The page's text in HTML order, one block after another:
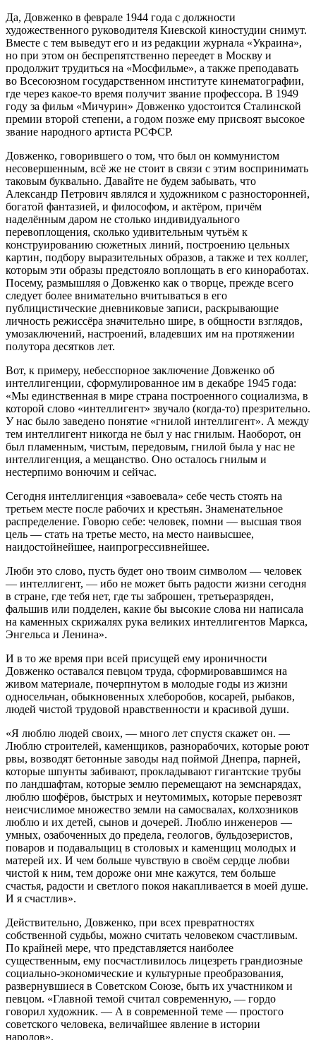
Да, Довженко в феврале 1944 года с должности
художественного руководителя Киевской киностудии снимут.
Вместе с тем выведут его и из редакции журнала «Украина»,
но при этом он беспрепятственно переедет в Москву и
продолжит трудиться на «Мосфильме», а также преподавать
во Всесоюзном государственном институте кинематографии,
где через какое-то время получит звание профессора. В 1949
году за фильм «Мичурин» Довженко удостоится Сталинской
премии второй степени, а годом позже ему присвоят высокое
звание народного артиста РСФСР.
Довженко, говорившего о том, что был он коммунистом
несовершенным, всё же не стоит в связи с этим воспринимать
таковым буквально. Давайте не будем забывать, что
Александр Петрович являлся и художником с разносторонней,
богатой фантазией, и философом, и актёром, причём
наделённым даром не столько индивидуального
перевоплощения, сколько удивительным чутьём к
конструированию сюжетных линий, построению цельных
картин, подбору выразительных образов, а также и тех коллег,
которым эти образы предстояло воплощать в его киноработах.
Посему, размышляя о Довженко как о творце, прежде всего
следует более внимательно вчитываться в его
публицистические дневниковые записи, раскрывающие
личность режиссёра значительно шире, в общности взглядов,
умозаключений, настроений, владевших им на протяжении
полутора десятков лет.
Вот, к примеру, небесспорное заключение Довженко об
интеллигенции, сформулированное им в декабре 1945 года:
«Мы единственная в мире страна построенного социализма, в
которой слово «интеллигент» звучало (когда-то) презрительно.
У нас было заведено понятие «гнилой интеллигент». А между
тем интеллигент никогда не был у нас гнилым. Наоборот, он
был пламенным, чистым, передовым, гнилой была у нас не
интеллигенция, а мещанство. Оно осталось гнилым и
нестерпимо вонючим и сейчас.
Сегодня интеллигенция «завоевала» себе честь стоять на
третьем месте после рабочих и крестьян. Знаменательное
распределение. Говорю себе: человек, помни — высшая твоя
цель — стать на третье место, на место наивысшее,
наидостойнейшее, наипрогрессивнейшее.
Люби это слово, пусть будет оно твоим символом — человек
— интеллигент, — ибо не может быть радости жизни сегодня
в стране, где тебя нет, где ты заброшен, третьеразряден,
фальшив или подделен, какие бы высокие слова ни написала
на каменных скрижалях рука великих интеллигентов Маркса,
Энгельса и Ленина».
И в то же время при всей присущей ему ироничности
Довженко оставался певцом труда, сформировавшимся на
живом материале, почерпнутом в молодые годы из жизни
односельчан, обыкновенных хлеборобов, косарей, рыбаков,
людей чистой трудовой нравственности и красивой души.
«Я люблю людей своих, — много лет спустя скажет он. —
Люблю строителей, каменщиков, разнорабочих, которые роют
рвы, возводят бетонные заводы над поймой Днепра, парней,
которые шпунты забивают, прокладывают гигантские трубы
по ландшафтам, которые землю перемещают на земснарядах,
люблю шофёров, быстрых и неутомимых, которые перевозят
неисчислимое множество земли на самосвалах, колхозников
люблю и их детей, сынов и дочерей. Люблю инженеров —
умных, озабоченных до предела, геологов, бульдозеристов,
поваров и подавальщиц в столовых и каменщиц молодых и
матерей их. И чем больше чувствую в своём сердце любви
чистой к ним, тем дороже они мне кажутся, тем больше
счастья, радости и светлого покоя накапливается в моей душе.
И я счастлив».
Действительно, Довженко, при всех превратностях
собственной судьбы, можно считать человеком счастливым.
По крайней мере, что представляется наиболее
существенным, ему посчастливилось лицезреть грандиозные
социально-экономические и культурные преобразования,
развернувшиеся в Советском Союзе, быть их участником и
певцом. «Главной темой считал современную, — гордо
говорил художник. — А в современной теме — простого
советского человека, величайшее явление в истории
народов».